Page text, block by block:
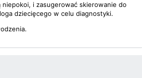
i zasugerować skierowanie do
dziecięcego w celu diagnostyki.